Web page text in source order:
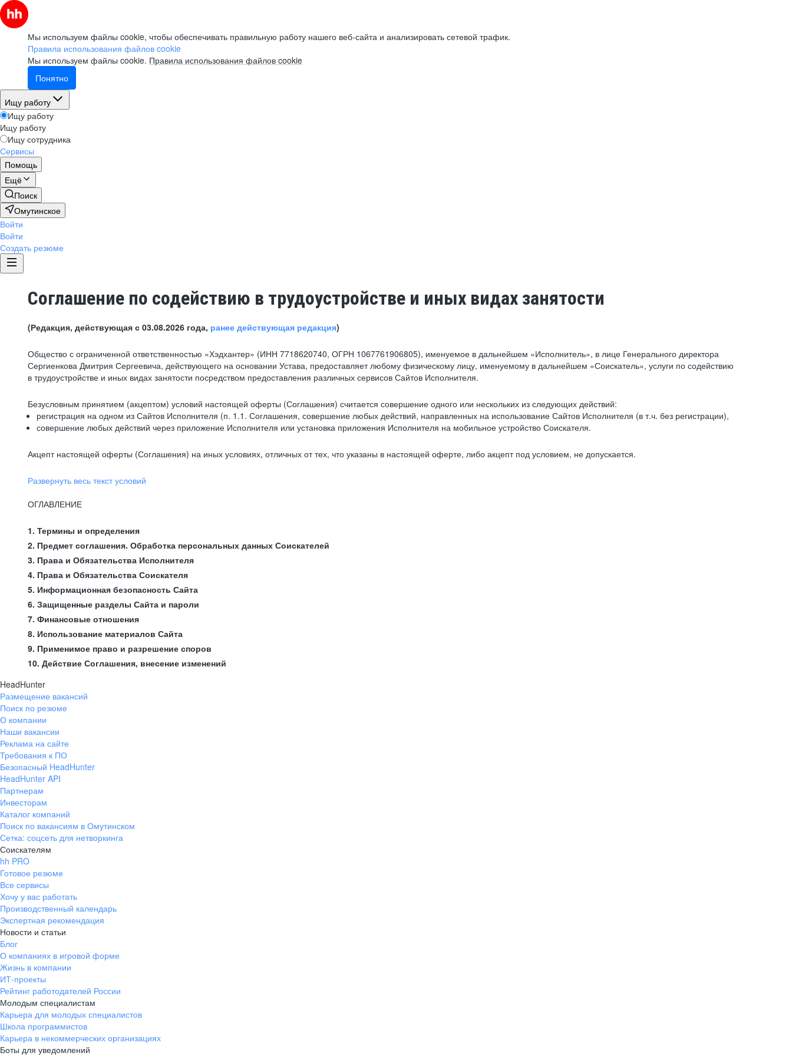
Мы используем файлы cookie, чтобы обеспечивать правильную работу нашего веб-сайта и анализировать сетевой трафик.
Правила использования файлов cookie
Мы используем файлы cookie. Правила использования файлов cookie
Понятно
Ищу работу
Ищу работу
Ищу работу
Ищу сотрудника
Сервисы
Помощь
Ещё
Поиск
Омутинское
Войти
Войти
Создать резюме
Соглашение по содействию в трудоустройстве и иных видах занятости
(Редакция, действующая с 03.08.2026 года, ранее действующая редакция)
Общество с ограниченной ответственностью «Хэдхантер» (ИНН 7718620740, ОГРН 1067761906805), именуемое в дальнейшем «Исполнитель», в лице Генерального директора
Сергиенкова Дмитрия Сергеевича, действующего на основании Устава, предоставляет любому физическому лицу, именуемому в дальнейшем «Соискатель», услуги по содействию
в трудоустройстве и иных видах занятости посредством предоставления различных сервисов Сайтов Исполнителя.
Безусловным принятием (акцептом) условий настоящей оферты (Соглашения) считается совершение одного или нескольких из следующих действий:
регистрация на одном из Сайтов Исполнителя (п. 1.1. Соглашения, совершение любых действий, направленных на использование Сайтов Исполнителя (в т.ч. без регистрации),
совершение любых действий через приложение Исполнителя или установка приложения Исполнителя на мобильное устройство Соискателя.
Акцепт настоящей оферты (Соглашения) на иных условиях, отличных от тех, что указаны в настоящей оферте, либо акцепт под условием, не допускается.
Развернуть весь текст условий
ОГЛАВЛЕНИЕ
1. Термины и определения
2. Предмет соглашения. Обработка персональных данных Соискателей
3. Права и Обязательства Исполнителя
4. Права и Обязательства Соискателя
5. Информационная безопасность Сайта
6. Защищенные разделы Сайта и пароли
7. Финансовые отношения
8. Использование материалов Сайта
9. Применимое право и разрешение споров
10. Действие Соглашения, внесение изменений
HeadHunter
Размещение вакансий
Поиск по резюме
О компании
Наши вакансии
Реклама на сайте
Требования к ПО
Безопасный HeadHunter
HeadHunter API
Партнерам
Инвесторам
Каталог компаний
Поиск по вакансиям в Омутинском
Сетка: соцсеть для нетворкинга
Соискателям
hh PRO
Готовое резюме
Все сервисы
Хочу у вас работать
Производственный календарь
Экспертная рекомендация
Новости и статьи
Блог
О компаниях в игровой форме
Жизнь в компании
ИТ-проекты
Рейтинг работодателей России
Молодым специалистам
Карьера для молодых специалистов
Школа программистов
Карьера в некоммерческих организациях
Боты для уведомлений